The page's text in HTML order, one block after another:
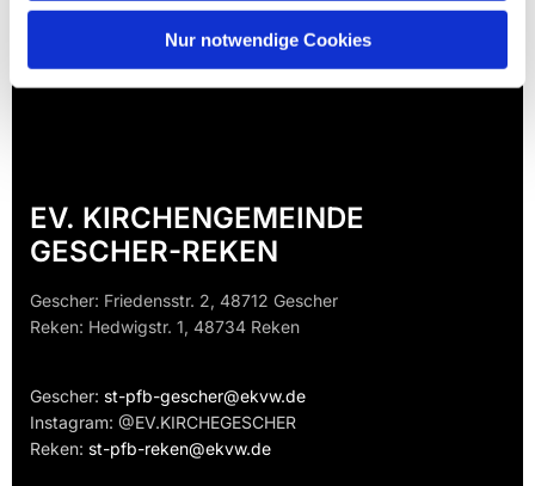
Nur notwendige Cookies
EV. KIRCHENGEMEINDE
GESCHER-REKEN
Gescher: Friedensstr. 2, 48712 Gescher
Reken: Hedwigstr. 1, 48734 Reken
Gescher: st-pfb-gescher@ekvw.de
Instagram: @EV.KIRCHEGESCHER
Reken: st-pfb-reken@ekvw.de